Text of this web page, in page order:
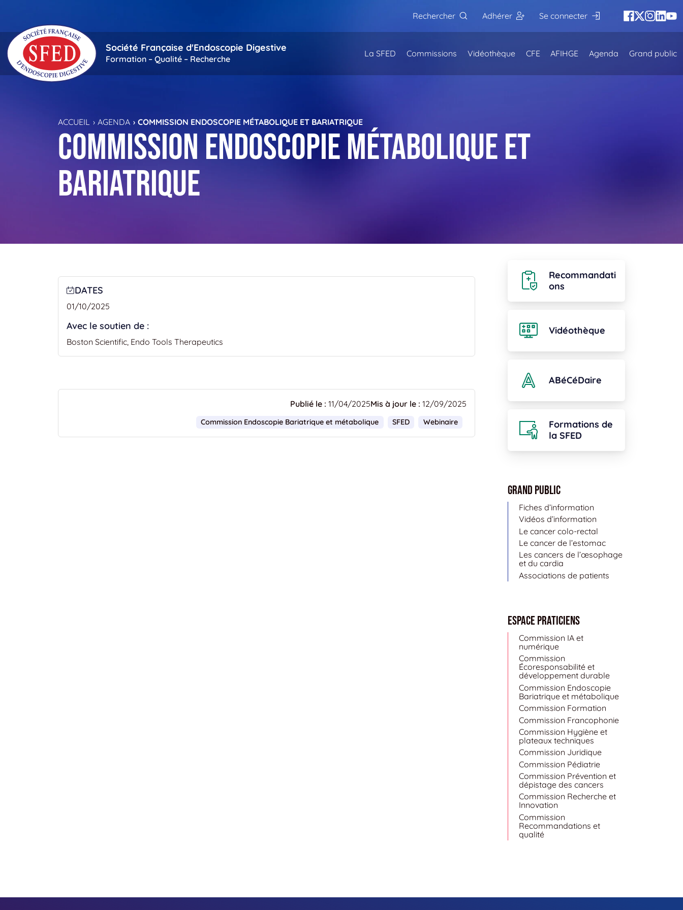
Rechercher
Adhérer Se connecter
Société Française d'Endoscopie Digestive
Formation – Qualité – Recherche
La SFED Commissions Vidéothèque CFE AFIHGE Agenda Grand public
ACCUEIL AGENDA COMMISSION ENDOSCOPIE MÉTABOLIQUE ET BARIATRIQUE
Commission endoscopie métabolique et
bariatrique
DATES
01/10/2025
Avec le soutien de :
Boston Scientific, Endo Tools Therapeutics
Publié le : 11/04/2025Mis à jour le : 12/09/2025
Commission Endoscopie Bariatrique et métabolique SFED Webinaire
Recommandati
ons
Vidéothèque
ABéCéDaire
Formations de
la SFED
Grand public
Fiches d’information
Vidéos d’information
Le cancer colo-rectal
Le cancer de l’estomac
Les cancers de l’œsophage
et du cardia
Associations de patients
Espace Praticiens
Commission IA et
numérique
Commission
Écoresponsabilité et
développement durable
Commission Endoscopie
Bariatrique et métabolique
Commission Formation
Commission Francophonie
Commission Hygiène et
plateaux techniques
Commission Juridique
Commission Pédiatrie
Commission Prévention et
dépistage des cancers
Commission Recherche et
Innovation
Commission
Recommandations et
qualité